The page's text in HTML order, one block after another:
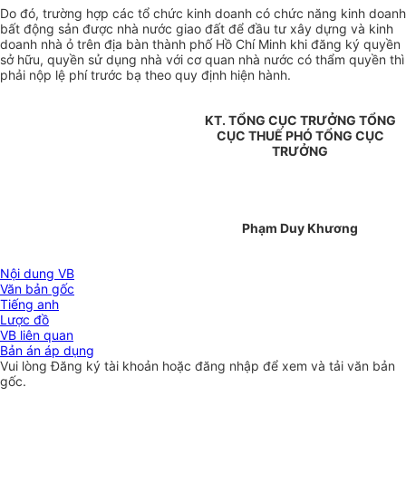
Do đó, trường hợp các tổ chức kinh doanh có chức năng kinh doanh
bất động sản được nhà nước giao đất để đầu tư xây dựng và kinh
doanh nhà ỏ trên địa bàn thành phố Hồ Chí Minh khi đăng ký quyền
sở hữu, quyền sử dụng nhà với cơ quan nhà nước có thẩm quyền thì
phải nộp lệ phí trước bạ theo quy định hiện hành.
KT. TỔNG CỤC TRƯỞNG TỔNG
CỤC THUẾ PHÓ TỔNG CỤC
TRƯỞNG
Phạm Duy Khương
Nội dung VB
Văn bản gốc
Tiếng anh
Lược đồ
VB liên quan
Bản án áp dụng
Vui lòngĐăng ký tài khoản hoặc đăng nhập để xem và tải văn bản
gốc.